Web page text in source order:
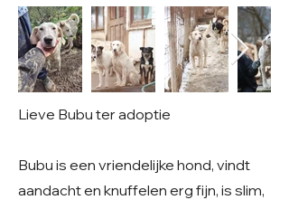
Lieve Bubu ter adoptie
Bubu is een vriendelijke hond, vindt
aandacht en knuffelen erg fijn, is slim,